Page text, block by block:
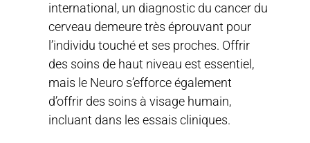
international, un diagnostic du cancer du
cerveau demeure très éprouvant pour
l’individu touché et ses proches. Offrir
des soins de haut niveau est essentiel,
mais le Neuro s’efforce également
d’offrir des soins à visage humain,
incluant dans les essais cliniques.